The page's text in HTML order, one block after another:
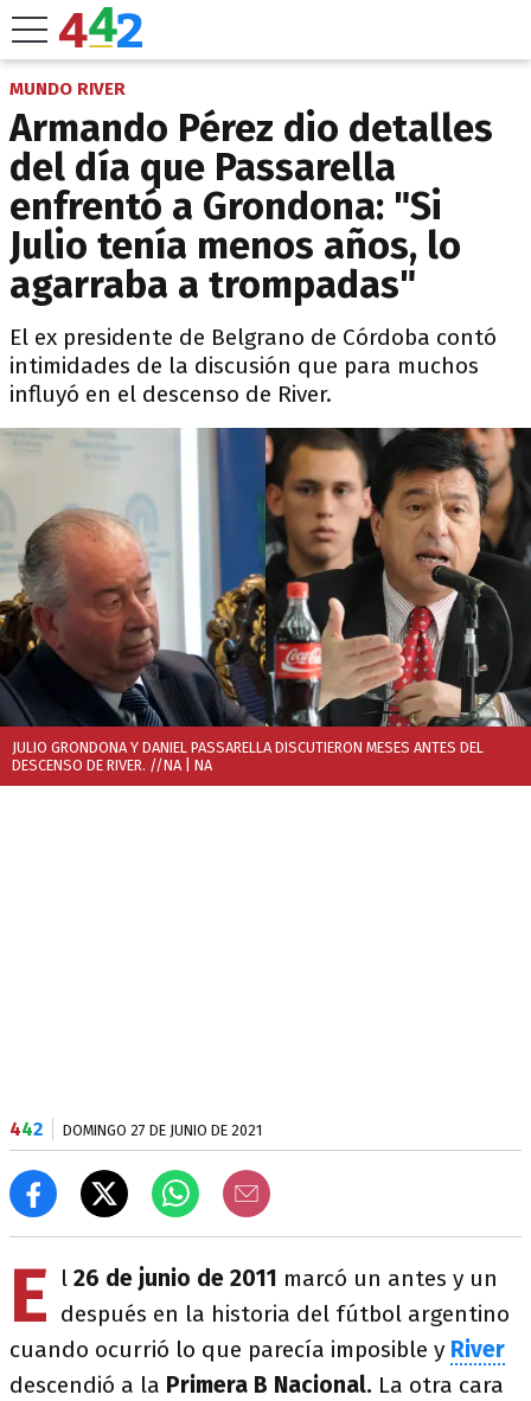
MUNDO RIVER
Armando Pérez dio detalles
del día que Passarella
enfrentó a Grondona: "Si
Julio tenía menos años, lo
agarraba a trompadas"
El ex presidente de Belgrano de Córdoba contó
intimidades de la discusión que para muchos
influyó en el descenso de River.
JULIO GRONDONA Y DANIEL PASSARELLA DISCUTIERON MESES ANTES DEL
DESCENSO DE RIVER. //NA | NA
442 DOMINGO 27 DE JUNIO DE 2021
E l 26 de junio de 2011 marcó un antes y un
después en la historia del fútbol argentino
cuando ocurrió lo que parecía imposible y River
descendió a la Primera B Nacional. La otra cara